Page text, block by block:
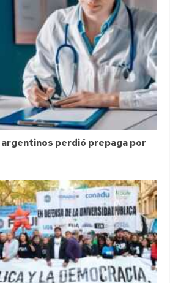
argentinos perdió prepaga por